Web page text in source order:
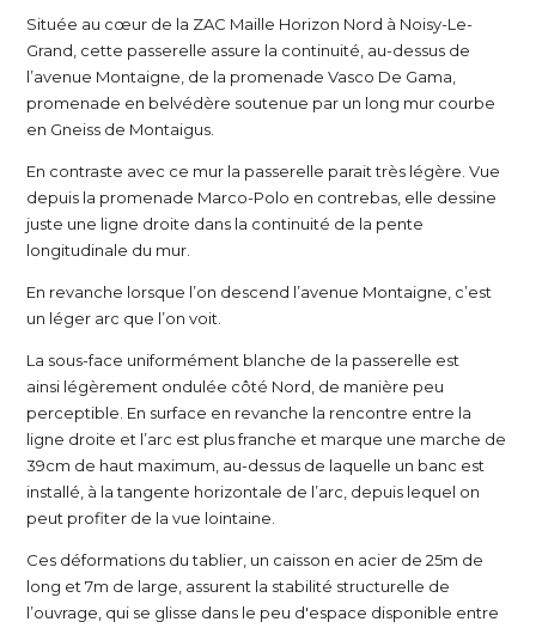
Située au cœur de la ZAC Maille Horizon Nord à Noisy-Le-
Grand, cette passerelle assure la continuité, au-dessus de
l’avenue Montaigne, de la promenade Vasco De Gama,
promenade en belvédère soutenue par un long mur courbe
en Gneiss de Montaigus.
En contraste avec ce mur la passerelle parait très légère. Vue
depuis la promenade Marco-Polo en contrebas, elle dessine
juste une ligne droite dans la continuité de la pente
longitudinale du mur.
En revanche lorsque l’on descend l’avenue Montaigne, c’est
un léger arc que l’on voit.
La sous-face uniformément blanche de la passerelle est
ainsi légèrement ondulée côté Nord, de manière peu
perceptible. En surface en revanche la rencontre entre la
ligne droite et l’arc est plus franche et marque une marche de
39cm de haut maximum, au-dessus de laquelle un banc est
installé, à la tangente horizontale de l’arc, depuis lequel on
peut profiter de la vue lointaine.
Ces déformations du tablier, un caisson en acier de 25m de
long et 7m de large, assurent la stabilité structurelle de
l’ouvrage, qui se glisse dans le peu d'espace disponible entre